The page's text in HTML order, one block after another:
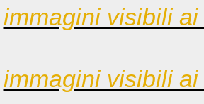
immagini visibili
immagini visibili